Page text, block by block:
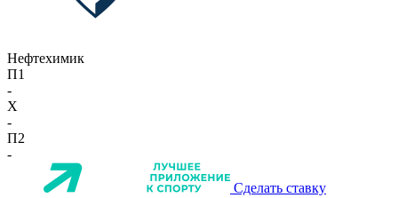
Нефтехимик
П1
-
X
-
П2
-
Сделать ставку